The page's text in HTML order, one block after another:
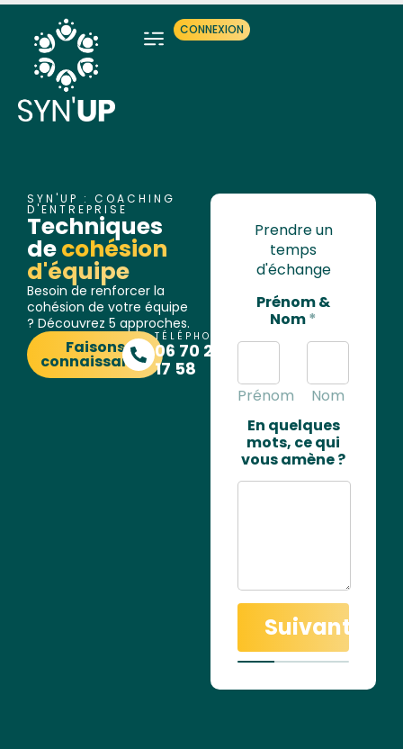
CONNEXION
SYN'UP : COACHING
D'ENTREPRISE
Techniques
decohésion
d'équipe
Besoin de renforcer la
cohésion de votre équipe
? Découvrez 5 approches.
Faisons
connaissance
TÉLÉPHONE
06 70 26
17 58
Prendre un
temps
d'échange
Prénom &
Nom*
Prénom
Nom
En quelques
mots, ce qui
vous amène ?
Suivant